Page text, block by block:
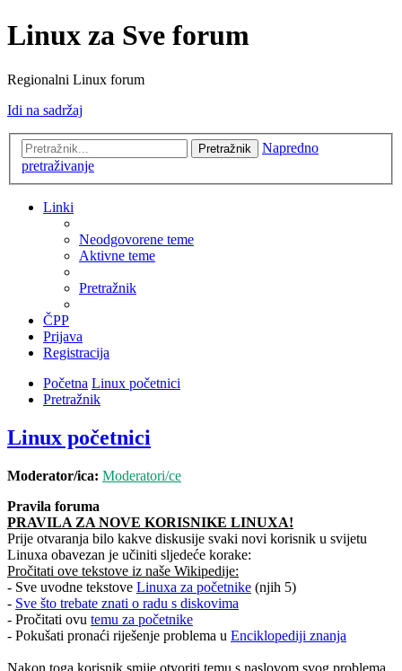
Linux za Sve forum
Regionalni Linux forum
Idi na sadržaj
Pretražnik
Napredno
pretraživanje
Linki
Neodgovorene teme
Aktivne teme
Pretražnik
ČPP
Prijava
Registracija
Početna Linux početnici
Pretražnik
Linux početnici
Moderator/ica: Moderatori/ce
Pravila foruma
PRAVILA ZA NOVE KORISNIKE LINUXA!
Prije otvaranja bilo kakve diskusije svaki novi korisnik u svijetu
Linuxa obavezan je učiniti sljedeće korake:
Pročitati ove tekstove iz naše Wikipedije:
- Sve uvodne tekstove Linuxa za početnike (njih 5)
- Sve što trebate znati o radu s diskovima
- Pročitati ovu temu za početnike
- Pokušati pronaći riješenje problema u Enciklopediji znanja